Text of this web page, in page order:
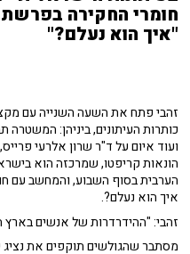
חומרי החקירה בפרשת
"איך הוא נעלם?"
זהבי פתח את השעה השנייה עם
כותרות העיתונים, ביניהן:
ועוד איום על ד"ר שרון אלרעי
הונאות קריפטו, שמרכזה הוא
הערבית בסוף השבוע, והמחשב עם
איך הוא נעלם?.
זהבי: "ההידרדרות של אנשים בארץ
מסתבר שהגולשים תוקפים את נציג